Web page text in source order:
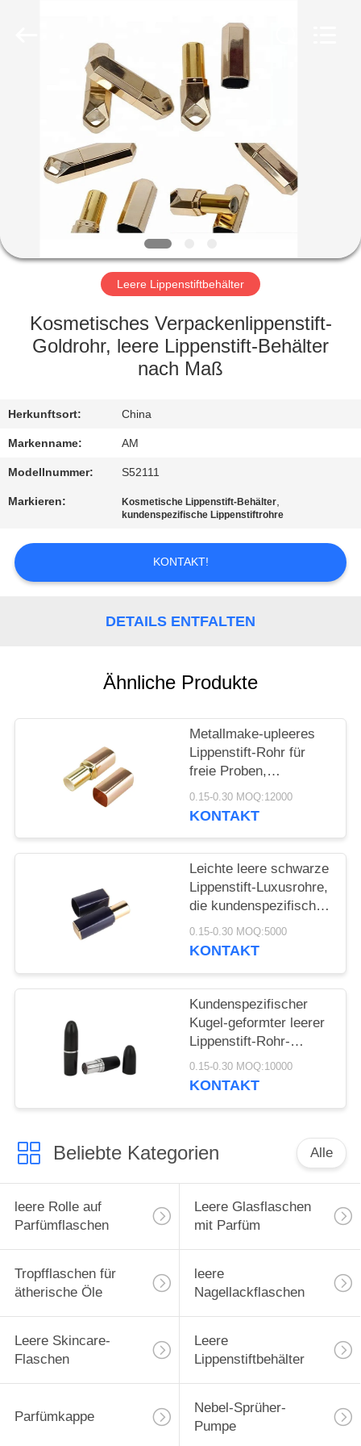
PRODUKTE
VIDEOS
VR-
SHOW
ÜBER
UNS
QUALITÄTSKONTROLLE
KONTAKT
UNS
ANFORDERN
SITEMAP
POLICY
Leere Lippenstiftbehälter
Kosmetisches Verpackenlippenstift-
Goldrohr, leere Lippenstift-Behälter
nach Maß
Herkunftsort: China
Markenname: AM
Modellnummer: S52111
Markieren: Kosmetische Lippenstift-Behälter,
kundenspezifische Lippenstiftrohre
KONTAKT!
DETAILS ENTFALTEN
Ähnliche Produkte
Metallmake-upleeres
Lippenstift-Rohr für
freie Proben,
Lippenstift-Behälter
nach Maß
0.15-0.30 MOQ:12000
KONTAKT
Leichte leere schwarze
Lippenstift-Luxusrohre,
die kundenspezifische
Farbe und Größe
verpacken
0.15-0.30 MOQ:5000
KONTAKT
Kundenspezifischer
Kugel-geformter leerer
Lippenstift-Rohr-
Siebdruck-
Oberflächenbehandlung
0.15-0.30 MOQ:10000
KONTAKT
Beliebte Kategorien Alle
leere Rolle auf
Parfümflaschen
Leere Glasflaschen
mit Parfüm
Tropfflaschen für
ätherische Öle
leere
Nagellackflaschen
Leere Skincare-
Flaschen
Leere
Lippenstiftbehälter
Parfümkappe
Nebel-Sprüher-
Pumpe